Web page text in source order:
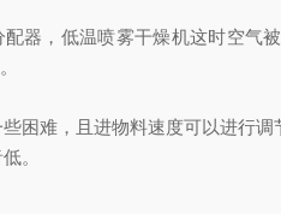
器，低温喷雾干燥机这时空气
困难，且进物料速度可以进行调
。